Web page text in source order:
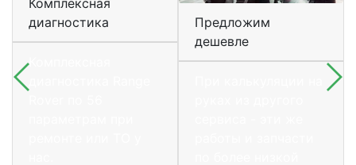
Комплексная
диагностика
Комплексная
Предложим
дешевле